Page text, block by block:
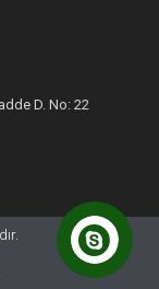
D. No: 22